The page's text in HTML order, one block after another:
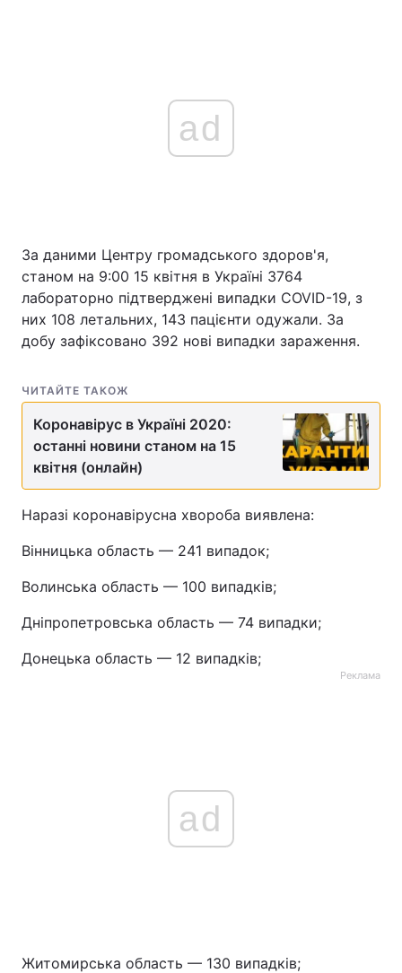
ad
За даними Центру громадського здоров'я,
станом на 9:00 15 квітня в Україні 3764
лабораторно підтверджені випадки COVID-19, з
них 108 летальних, 143 пацієнти одужали. За
добу зафіксовано 392 нові випадки зараження.
ЧИТАЙТЕ ТАКОЖ
Коронавірус в Україні 2020:
останні новини станом на 15
квітня (онлайн)
Наразі коронавірусна хвороба виявлена:
Вінницька область — 241 випадок;
Волинська область — 100 випадків;
Дніпропетровська область — 74 випадки;
Донецька область — 12 випадків;
Реклама
ad
Житомирська область — 130 випадків;